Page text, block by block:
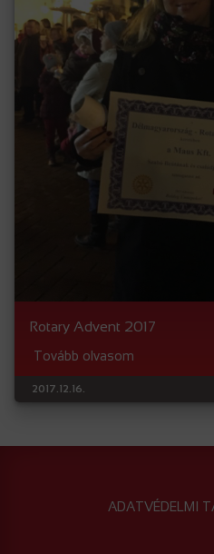
Rotary Advent 2017
Tovább olvasom
2017.12.16.
ADATVÉDELMI